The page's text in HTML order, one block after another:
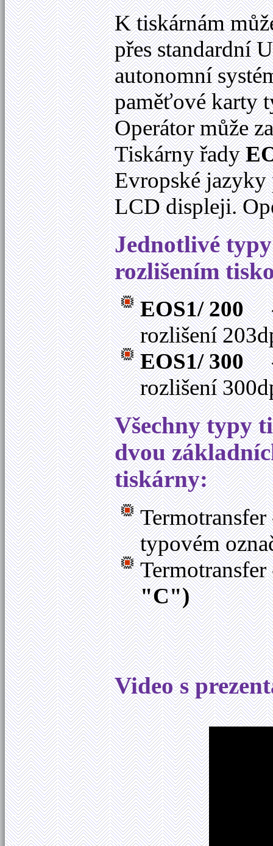
K tiskárnám
přes standardní
autonomní
paměťové karty
Operátor může
Tiskárny řady
Evropské jazyky
LCD displeji.
Jednotlivé
rozlišením
EOS1/ 200-
rozlišení
EOS1/ 300-
rozlišení
Všechny typy
dvou
tiskárny:
typovém
"C")
Video s